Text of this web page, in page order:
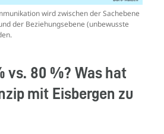
wird zwischen der Sachebene
der Beziehungsebene (unbewusste
vs. 80 %? Was hat
mit Eisbergen zu